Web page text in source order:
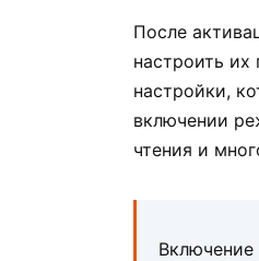
После
настроить
настройки,
включении
чтения и
Включение